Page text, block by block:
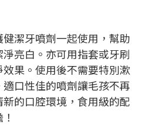
潔牙噴劑一起使用，幫助
亮白。亦可用指套或牙刷
果。使用後不需要特別漱
口性佳的噴劑讓毛孩不再
的口腔環境，食用級的配